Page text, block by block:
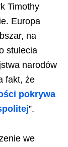
Timothy
Europa
na
stulecia
narodów
fakt, że
pokrywa
”.
we